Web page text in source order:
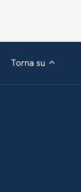
Torna su